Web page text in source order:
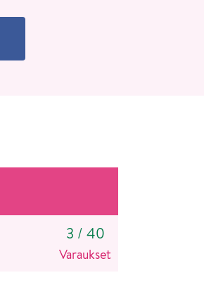
3 / 40
Varaukset